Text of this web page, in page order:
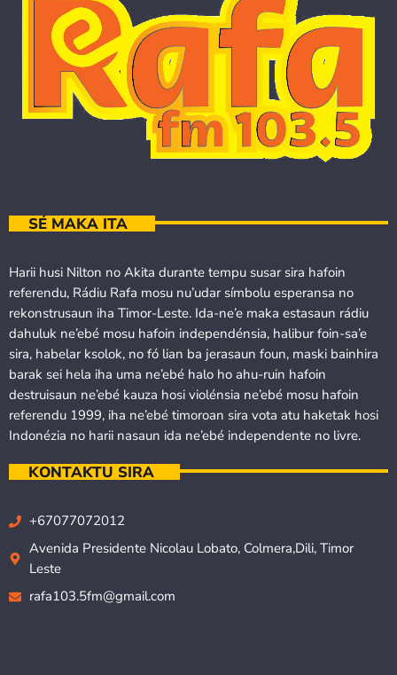
SÉ MAKA ITA
Harii husi Nilton no Akita durante tempu susar sira hafoin
referendu, Rádiu Rafa mosu nu’udar símbolu esperansa no
rekonstrusaun iha Timor-Leste. Ida-ne’e maka estasaun rádiu
dahuluk ne’ebé mosu hafoin independénsia, halibur foin-sa’e
sira, habelar ksolok, no fó lian ba jerasaun foun, maski bainhira
barak sei hela iha uma ne’ebé halo ho ahu-ruin hafoin
destruisaun ne’ebé kauza hosi violénsia ne’ebé mosu hafoin
referendu 1999, iha ne’ebé timoroan sira vota atu haketak hosi
Indonézia no harii nasaun ida ne’ebé independente no livre.
KONTAKTU SIRA
+67077072012
Avenida Presidente Nicolau Lobato, Colmera,Dili, Timor
Leste
rafa103.5fm@gmail.com